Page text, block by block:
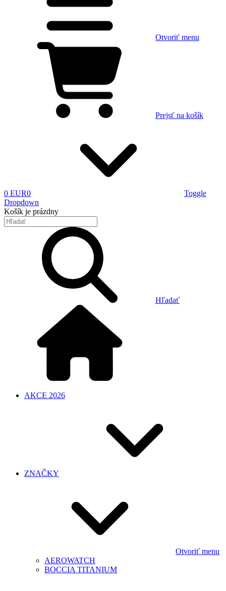
Otvoriť menu
Prejsť na košík
0 EUR0
Toggle
Dropdown
Košík je prázdny
Hľadať
AKCE 2026
ZNAČKY
Otvoriť menu
AEROWATCH
BOCCIA TITANIUM